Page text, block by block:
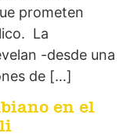
prometen
La
-desde una
de […]
en el